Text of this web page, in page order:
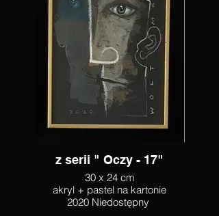
z serii " Oczy - 17"
30 x 24 cm
akryl + pastel na kartonie
2020 Niedostępny